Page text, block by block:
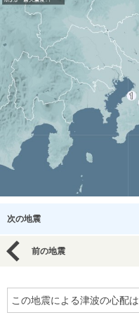
次の地震
前の地震
この地震による津波の心配は